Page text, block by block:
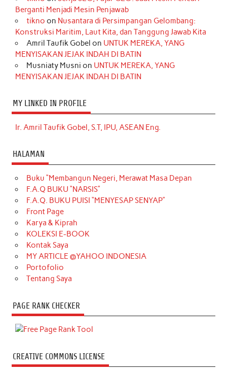
Berganti Menjadi Mesin Penjawab
tikno on Nusantara di Persimpangan Gelombang:
Konstruksi Maritim, Laut Kita, dan Tanggung Jawab Kita
Amril Taufik Gobel on UNTUK MEREKA, YANG
MENYISAKAN JEJAK INDAH DI BATIN
Musniaty Musni on UNTUK MEREKA, YANG
MENYISAKAN JEJAK INDAH DI BATIN
MY LINKED IN PROFILE
Ir. Amril Taufik Gobel, S.T, IPU, ASEAN Eng.
HALAMAN
Buku “Membangun Negeri, Merawat Masa Depan
F.A.Q BUKU “NARSIS”
F.A.Q. BUKU PUISI “MENYESAP SENYAP”
Front Page
Karya & Kiprah
KOLEKSI E-BOOK
Kontak Saya
MY ARTICLE @YAHOO INDONESIA
Portofolio
Tentang Saya
PAGE RANK CHECKER
CREATIVE COMMONS LICENSE